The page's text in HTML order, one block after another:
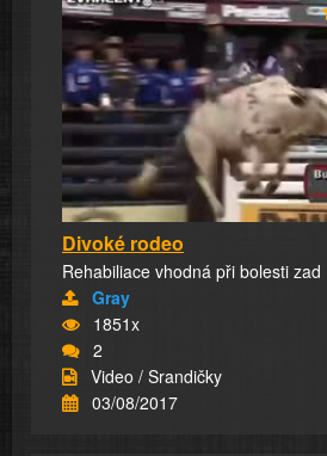
Divoké rodeo
Rehabiliace vhodná při bolesti zad
Gray
1851x
2
Video / Srandičky
03/08/2017